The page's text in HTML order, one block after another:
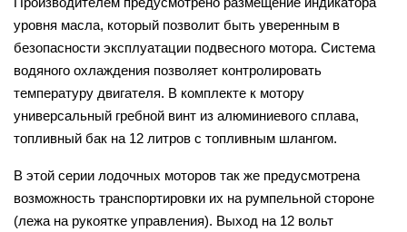
уровня масла, который позволит быть уверенным в
безопасности эксплуатации подвесного мотора. Система
водяного охлаждения позволяет контролировать
температуру двигателя. В комплекте к мотору
универсальный гребной винт из алюминиевого сплава,
топливный бак на 12 литров с топливным шлангом.
В этой серии лодочных моторов так же предусмотрена
возможность транспортировки их на румпельной стороне
(лежа на рукоятке управления). Выход на 12 вольт